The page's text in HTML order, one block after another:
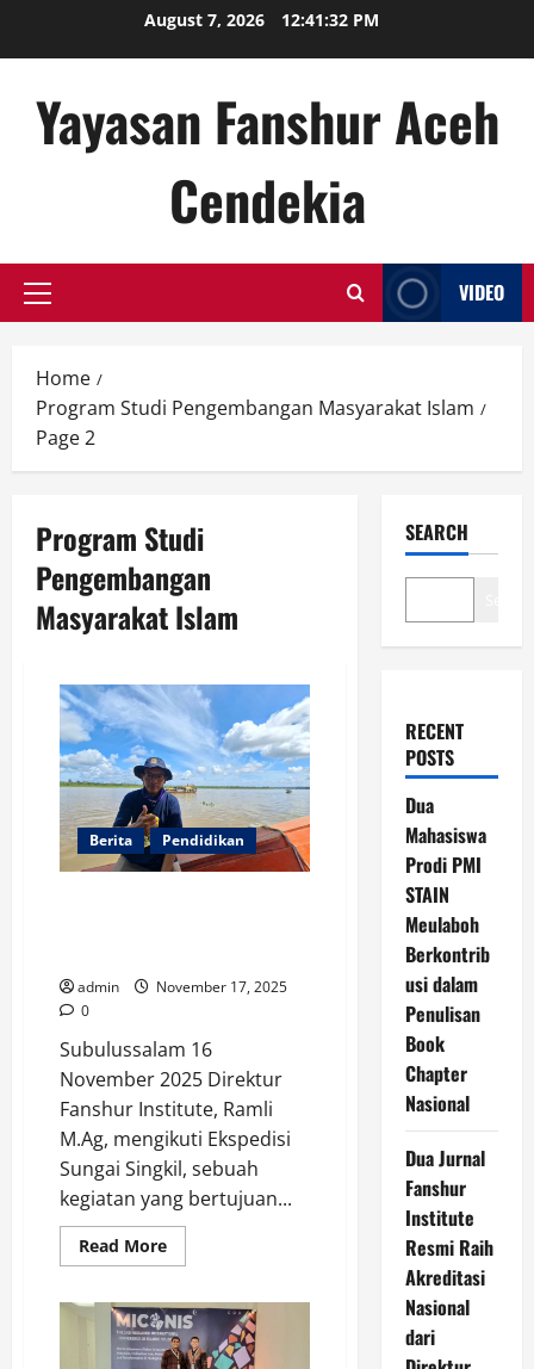
August 7, 2026 12:41:33 PM
Yayasan Fanshur Aceh
Cendekia
Primary
VIDEO
Home
Program Studi Pengembangan Masyarakat Islam
Page 2
Program Studi
Pengembangan
Masyarakat Islam
Berita Pendidikan
admin
November 17, 2025
0
Subulussalam 16
November 2025 Direktur
Fanshur Institute, Ramli
M.Ag, mengikuti Ekspedisi
Sungai Singkil, sebuah
kegiatan yang bertujuan...
Read MoreRead
more
Fanshur
Institute
Jadi
Peserta
SEARCH
RECENT
POSTS
Dua
Mahasiswa
Prodi PMI
STAIN
Meulaboh
Berkontrib
usi dalam
Penulisan
Book
Chapter
Nasional
Dua Jurnal
Fanshur
Institute
Resmi Raih
Akreditasi
Nasional
dari